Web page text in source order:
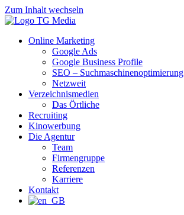
Zum Inhalt wechseln
Online Marketing
Google Ads
Google Business Profile
SEO – Suchmaschinenoptimierung
Netzweit
Verzeichnismedien
Das Örtliche
Recruiting
Kinowerbung
Die Agentur
Team
Firmengruppe
Referenzen
Karriere
Kontakt